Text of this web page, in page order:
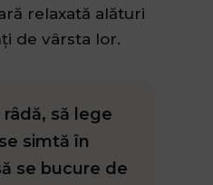
relaxată alături
de vârsta lor.
să lege
simtă în
se bucure de